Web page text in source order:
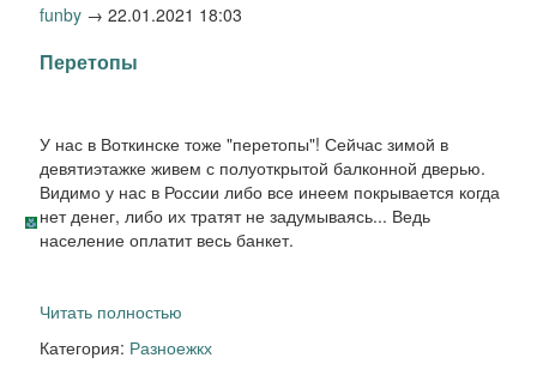
funby → 22.01.2021 18:03
Перетопы
У нас в Воткинске тоже "перетопы"! Сейчас зимой в
девятиэтажке живем с полуоткрытой балконной дверью.
Видимо у нас в России либо все инеем покрывается когда
нет денег, либо их тратят не задумываясь... Ведь
население оплатит весь банкет.
Читать полностью
Категория: Разноежкх